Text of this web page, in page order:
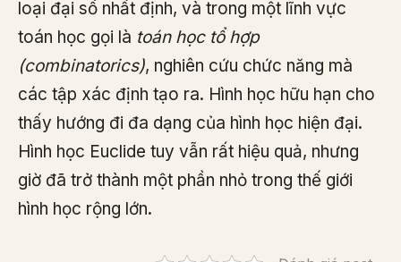
loại đại số nhất định, và trong một lĩnh vực
toán học gọi là toán học tổ hợp
(combinatorics), nghiên cứu chức năng mà
các tập xác định tạo ra. Hình học hữu hạn cho
thấy hướng đi đa dạng của hình học hiện đại.
Hình học Euclide tuy vẫn rất hiệu quả, nhưng
giờ đã trở thành một phần nhỏ trong thế giới
hình học rộng lớn.